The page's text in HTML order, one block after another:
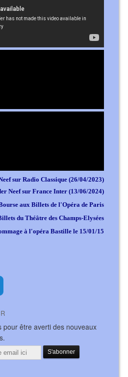
sur Radio Classique (26/04/2023)
Neef sur France Inter (13/06/2024)
aux Billets de l'Opéra de Paris
du Théâtre des Champs-Elysées
à l'opéra Bastille le 15/01/15
pour être averti des nouveaux